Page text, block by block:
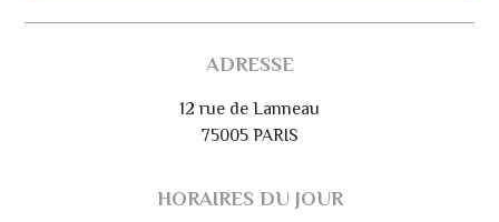
ADRESSE
12 rue de Lanneau
75005 PARIS
HORAIRES DU JOUR